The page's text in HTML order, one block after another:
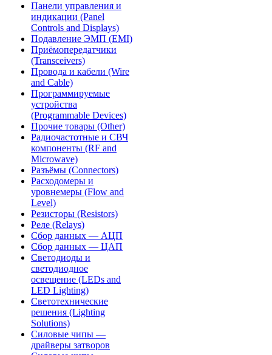
Панели управления и
индикации (Panel
Controls and Displays)
Подавление ЭМП (EMI)
Приёмопередатчики
(Transceivers)
Провода и кабели (Wire
and Cable)
Программируемые
устройства
(Programmable Devices)
Прочие товары (Other)
Радиочастотные и СВЧ
компоненты (RF and
Microwave)
Разъёмы (Connectors)
Расходомеры и
уровнемеры (Flow and
Level)
Резисторы (Resistors)
Реле (Relays)
Сбор данных — АЦП
Сбор данных — ЦАП
Светодиоды и
светодиодное
освещение (LEDs and
LED Lighting)
Светотехнические
решения (Lighting
Solutions)
Силовые чипы —
драйверы затворов